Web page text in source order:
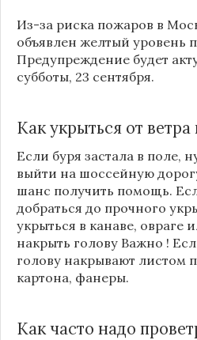
Из-за риска пожаров в
объявлен желтый уровень
Предупреждение будет
субботы, 23 сентября.
Как укрыться от ветра
Если буря застала в поле,
выйти на шоссейную
шанс получить помощь.
добраться до прочного
укрыться в канаве, овраге
накрыть голову Важно !
голову накрывают листом
картона, фанеры.
Как часто надо